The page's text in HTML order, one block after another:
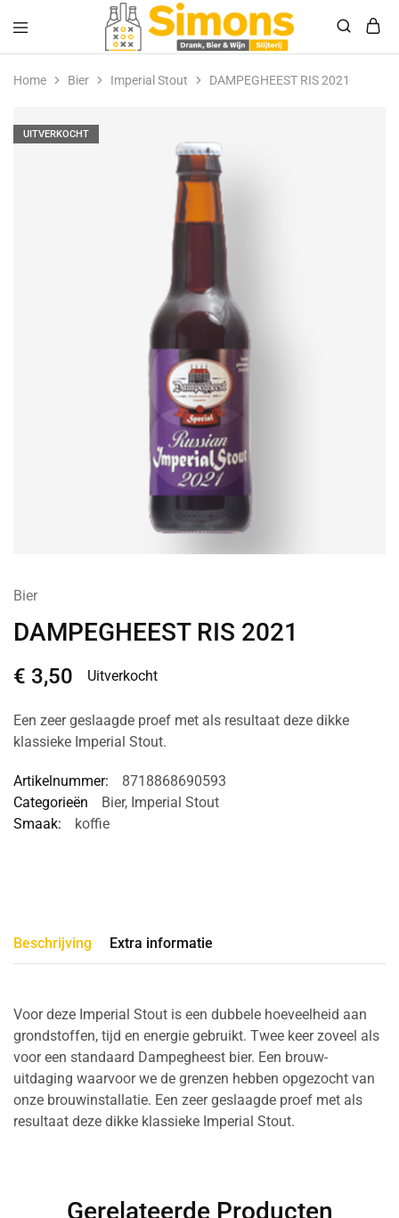
Simonsdrank.nl
Drank,
Bier
&
Home Bier Imperial Stout DAMPEGHEEST RIS 2021
UITVERKOCHT
Bier
DAMPEGHEEST RIS 2021
€ 3,50 Uitverkocht
Een zeer geslaagde proef met als resultaat deze dikke
klassieke Imperial Stout.
Artikelnummer:
8718868690593
Categorieën
Bier, Imperial Stout
Smaak:
koffie
Beschrijving Extra informatie
Voor deze Imperial Stout is een dubbele hoeveelheid aan
grondstoffen, tijd en energie gebruikt. Twee keer zoveel als
voor een standaard Dampegheest bier. Een brouw-
uitdaging waarvoor we de grenzen hebben opgezocht van
onze brouwinstallatie. Een zeer geslaagde proef met als
resultaat deze dikke klassieke Imperial Stout.
Gerelateerde Producten